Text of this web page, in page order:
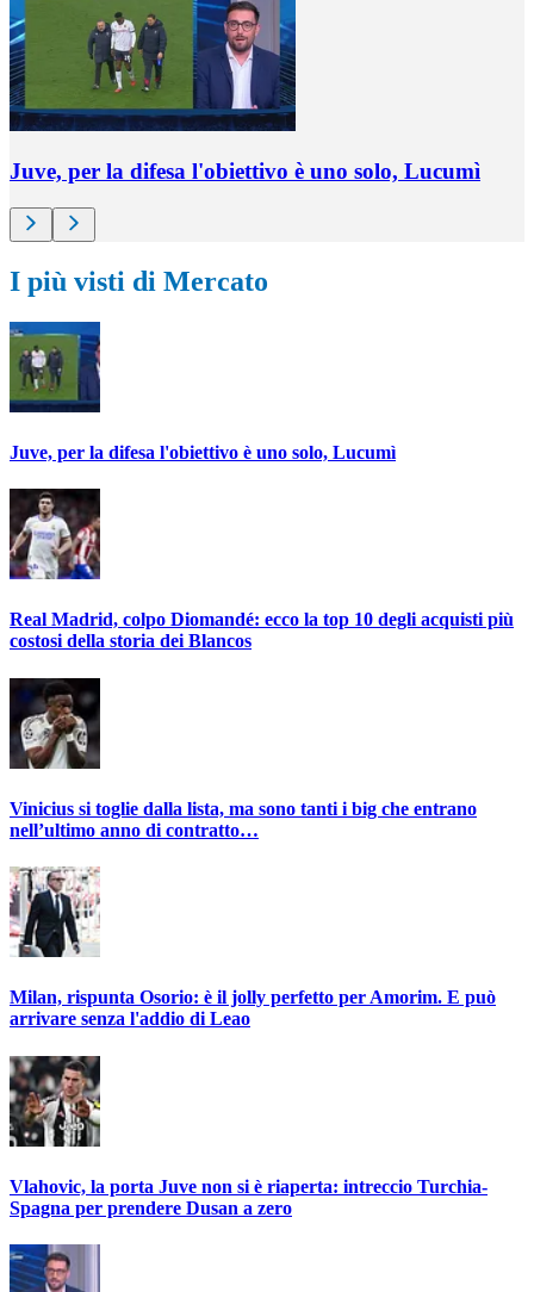
Juve, per la difesa l'obiettivo è uno solo, Lucumì
I più visti di Mercato
Juve, per la difesa l'obiettivo è uno solo, Lucumì
Real Madrid, colpo Diomandé: ecco la top 10 degli acquisti più
costosi della storia dei Blancos
Vinicius si toglie dalla lista, ma sono tanti i big che entrano
nell’ultimo anno di contratto…
Milan, rispunta Osorio: è il jolly perfetto per Amorim. E può
arrivare senza l'addio di Leao
Vlahovic, la porta Juve non si è riaperta: intreccio Turchia-
Spagna per prendere Dusan a zero